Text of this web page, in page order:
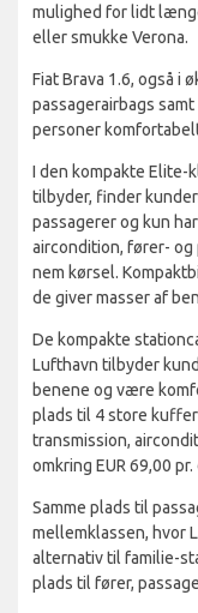
mulighed for lidt
eller smukke Verona.
Fiat Brava 1.6, også i
passagerairbags
personer
I den kompakte Elite-
tilbyder, finder
passagerer og kun
aircondition, fører- og
nem kørsel.
de giver masser af
De kompakte
Lufthavn tilbyder
benene og være
plads til 4 store
transmission,
omkring EUR 69,00 pr.
Samme plads til
mellemklassen, hvor
alternativ til familie-
plads til fører,